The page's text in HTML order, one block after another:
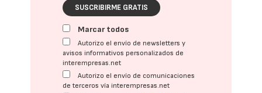
SUSCRIBIRME GRATIS
Marcar todos
Autorizo el envío de newsletters y
avisos informativos personalizados de
interempresas.net
Autorizo el envío de comunicaciones
de terceros vía interempresas.net